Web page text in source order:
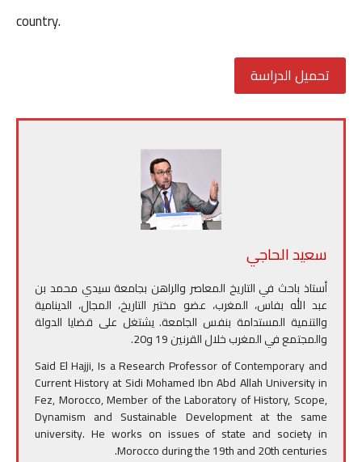
country.
تحميل الدراسة
سعيد الحاجي
أستاذ باحث في التاريخ المعاصر والراهن بجامعة سيدي محمد بن
عبد الله بفاس، المغرب، عضو مختبر التاريخ، المجال، الدينامية
والتنمية المستدامة بنفس الجامعة. يشتغل على قضايا الدولة
والمجتمع في المغرب خلال القرنين 19 و20.
Said El Hajji, Is a Research Professor of Contemporary and
Current History at Sidi Mohamed Ibn Abd Allah University in
Fez, Morocco, Member of the Laboratory of History, Scope,
Dynamism and Sustainable Development at the same
university. He works on issues of state and society in
Morocco during the 19th and 20th centuries.